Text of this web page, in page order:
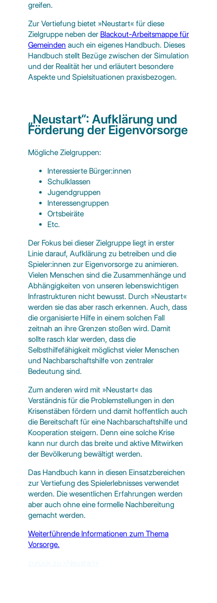
greifen.
Zur Vertiefung bietet »Neustart« für diese
Zielgruppe neben der Blackout-Arbeitsmappe für
Gemeinden auch ein eigenes Handbuch. Dieses
Handbuch stellt Bezüge zwischen der Simulation
und der Realität her und erläutert besondere
Aspekte und Spielsituationen praxisbezogen.
„Neustart“: Aufklärung und
Förderung der Eigenvorsorge
Mögliche Zielgruppen:
Interessierte Bürger:innen
Schulklassen
Jugendgruppen
Interessengruppen
Ortsbeiräte
Etc.
Der Fokus bei dieser Zielgruppe liegt in erster
Linie darauf, Aufklärung zu betreiben und die
Spieler:innen zur Eigenvorsorge zu animieren.
Vielen Menschen sind die Zusammenhänge und
Abhängigkeiten von unseren lebenswichtigen
Infrastrukturen nicht bewusst. Durch »Neustart«
werden sie das aber rasch erkennen. Auch, dass
die organisierte Hilfe in einem solchen Fall
zeitnah an ihre Grenzen stoßen wird. Damit
sollte rasch klar werden, dass die
Selbsthilfefähigkeit möglichst vieler Menschen
und Nachbarschaftshilfe von zentraler
Bedeutung sind.
Zum anderen wird mit »Neustart« das
Verständnis für die Problemstellungen in den
Krisenstäben fördern und damit hoffentlich auch
die Bereitschaft für eine Nachbarschaftshilfe und
Kooperation steigern. Denn eine solche Krise
kann nur durch das breite und aktive Mitwirken
der Bevölkerung bewältigt werden.
Das Handbuch kann in diesen Einsatzbereichen
zur Vertiefung des Spielerlebnisses verwendet
werden. Die wesentlichen Erfahrungen werden
aber auch ohne eine formelle Nachbereitung
gemacht werden.
Weiterführende Informationen zum Thema
Vorsorge.